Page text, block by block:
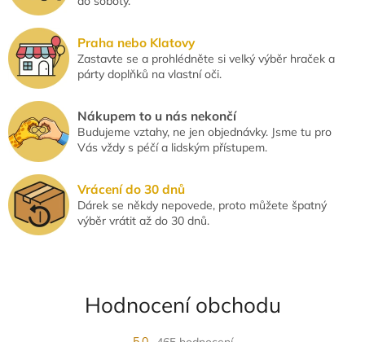
Praha nebo Klatovy
Zastavte se a prohlédněte si velký výběr hraček a
párty doplňků na vlastní oči.
Nákupem to u nás nekončí
Budujeme vztahy, ne jen objednávky. Jsme tu pro
Vás vždy s péčí a lidským přístupem.
Vrácení do 30 dnů
Dárek se někdy nepovede, proto můžete špatný
výběr vrátit až do 30 dnů.
Hodnocení obchodu